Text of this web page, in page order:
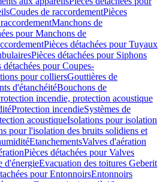
Coudes de raccordementPièces
Manchons de
pour Manchons de
Pièces détachées pour Tuyaux
Pièces détachées pour Siphons
détachées pour Coupes-
pour colliersGouttières de
d'étanchéitéBouchons de
incendie, protection acoustique
Protection incendieSystèmes de
acoustiqueIsolations pour isolation
pour l'isolation des bruits solidiens et
EtanchementsValves d'aération
Pièces détachées pour Valves
d'énergieEvacuation des toitures Geberit
pour EntonnoirsEntonnoirs